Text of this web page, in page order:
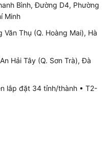
nói trên Máy Lọc
K8 Slim
7 ngôn ngữ để
Khi bạn chọn loại
vang lên hướng dẫn
tên loại nước và cấp độ
xảy ra vấn đề bất
lợi cho các chị em
người không am
Bình, Đường D4, Phường
Minh
Thụ (Q. Hoàng Mai), Hà
Hải Tây (Q. Sơn Trà), Đà
lắp đặt 34 tỉnh/thành • T2-